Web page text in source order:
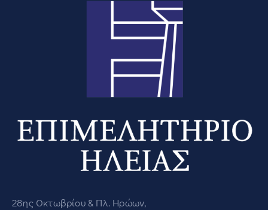
28ης Οκτωβρίου & Πλ. Ηρώων,